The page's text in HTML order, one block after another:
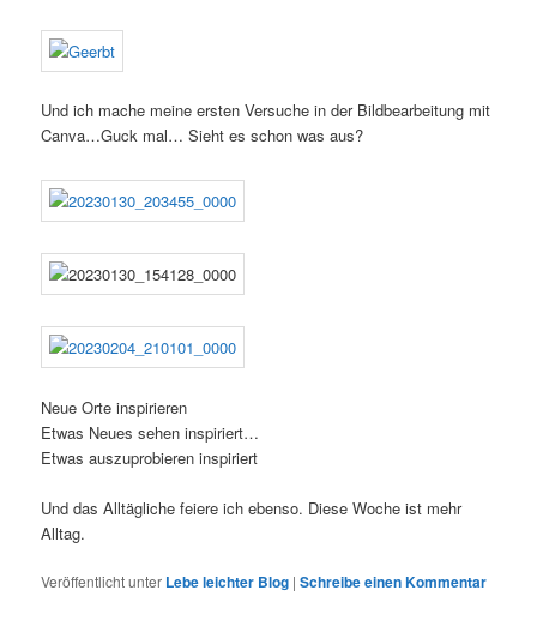
Und ich mache meine ersten Versuche in der Bildbearbeitung mit
Canva…Guck mal… Sieht es schon was aus?
Neue Orte inspirieren
Etwas Neues sehen inspiriert…
Etwas auszuprobieren inspiriert
Und das Alltägliche feiere ich ebenso. Diese Woche ist mehr
Alltag.
Veröffentlicht unter Lebe leichter Blog |Schreibe einen Kommentar